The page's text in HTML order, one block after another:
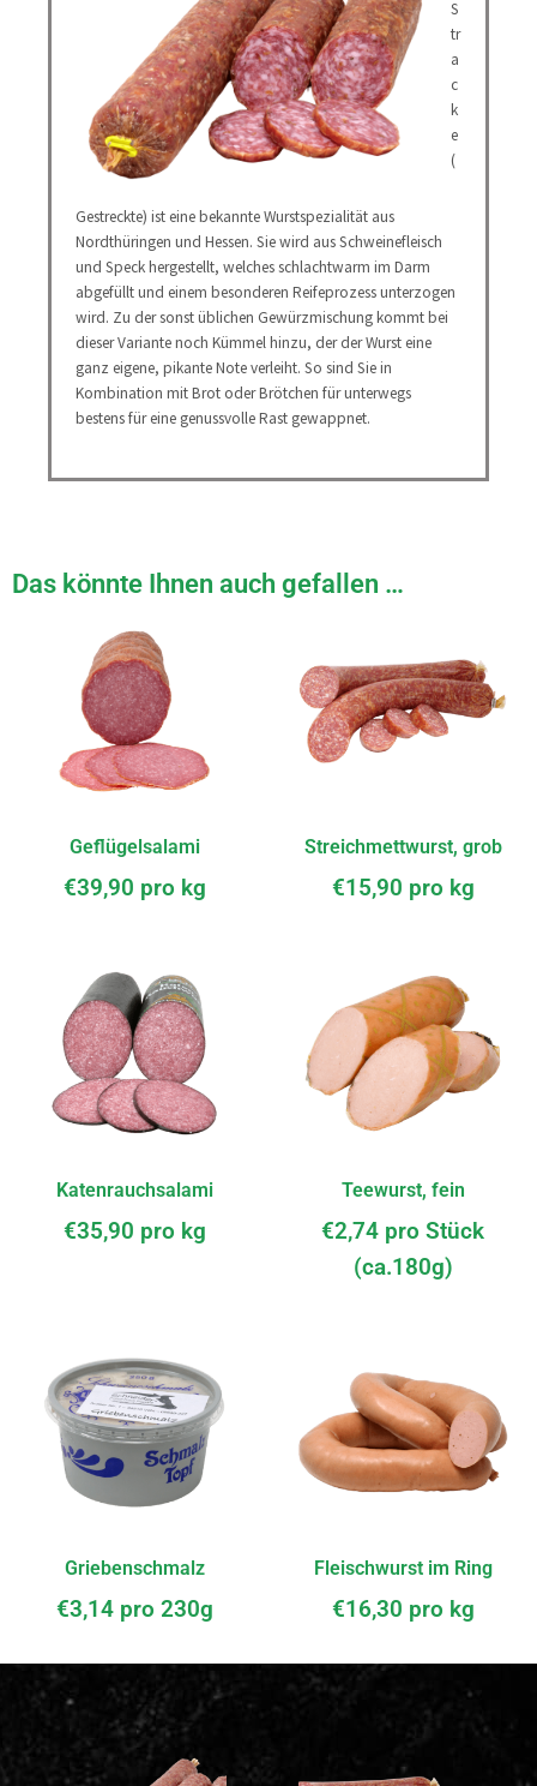
S
tr
a
c
k
e
(
Gestreckte) ist eine bekannte Wurstspezialität aus
Nordthüringen und Hessen. Sie wird aus Schweinefleisch
und Speck hergestellt, welches schlachtwarm im Darm
abgefüllt und einem besonderen Reifeprozess unterzogen
wird. Zu der sonst üblichen Gewürzmischung kommt bei
dieser Variante noch Kümmel hinzu, der der Wurst eine
ganz eigene, pikante Note verleiht. So sind Sie in
Kombination mit Brot oder Brötchen für unterwegs
bestens für eine genussvolle Rast gewappnet.
Das könnte Ihnen auch gefallen …
Geflügelsalami
€39,90 pro kg
Streichmettwurst, grob
€15,90 pro kg
Katenrauchsalami
€35,90 pro kg
Teewurst, fein
€2,74 pro Stück
(ca.180g)
Griebenschmalz
€3,14 pro 230g
Fleischwurst im Ring
€16,30 pro kg